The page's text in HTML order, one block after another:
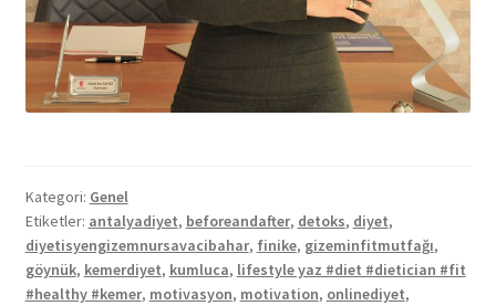
Kategori: Genel
Etiketler: antalyadiyet, beforeandafter, detoks, diyet,
diyetisyengizemnursavacibahar, finike, gizeminfitmutfağı,
göynük, kemerdiyet, kumluca, lifestyle yaz #diet #dietician #fit
#healthy #kemer, motivasyon, motivation, onlinediyet,